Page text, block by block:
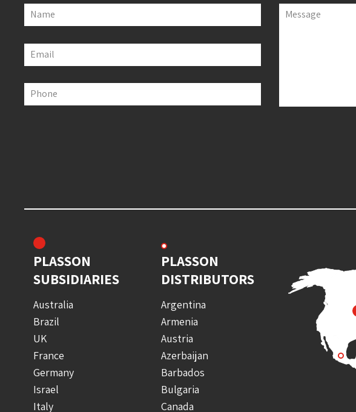
Name
Email
Phone
Message
PLASSON
SUBSIDIARIES
Australia
Brazil
UK
France
Germany
Israel
Italy
PLASSON
DISTRIBUTORS
Argentina
Armenia
Austria
Azerbaijan
Barbados
Bulgaria
Canada